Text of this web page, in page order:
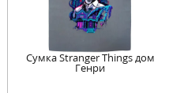
Сумка Stranger Things дом
Генри